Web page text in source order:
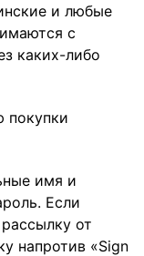
и любые
с
каких-либо
покупки
имя и
Если
от
напротив «Sign